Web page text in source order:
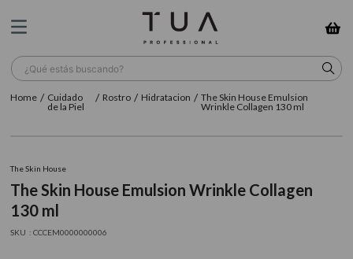
¿Qué estás buscando?
Cuidado
de la Piel
Rostro Hidratacion
The Skin House Emulsion
Wrinkle Collagen 130 ml
The Skin House
The Skin House Emulsion Wrinkle Collagen
130 ml
: CCCEM0000000006
TÉRMINOS MÁS BUSCADOS
2 . sow
3. farmavita